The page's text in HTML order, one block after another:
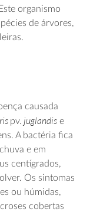
organismo
de árvores,
causada
pv. juglandis e
A bactéria fica
e em
centígrados,
Os sintomas
ou húmidas,
cobertas